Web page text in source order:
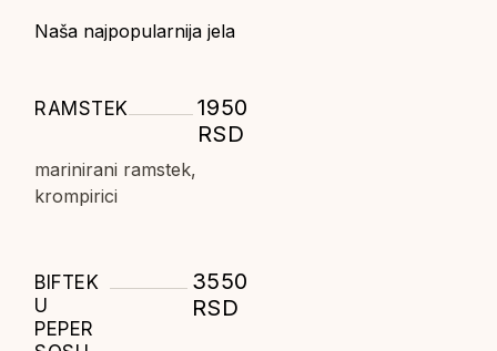
Naša najpopularnija jela
RAMSTEK
1950
RSD
marinirani ramstek,
krompirici
BIFTEK
U
PEPER
3550
RSD